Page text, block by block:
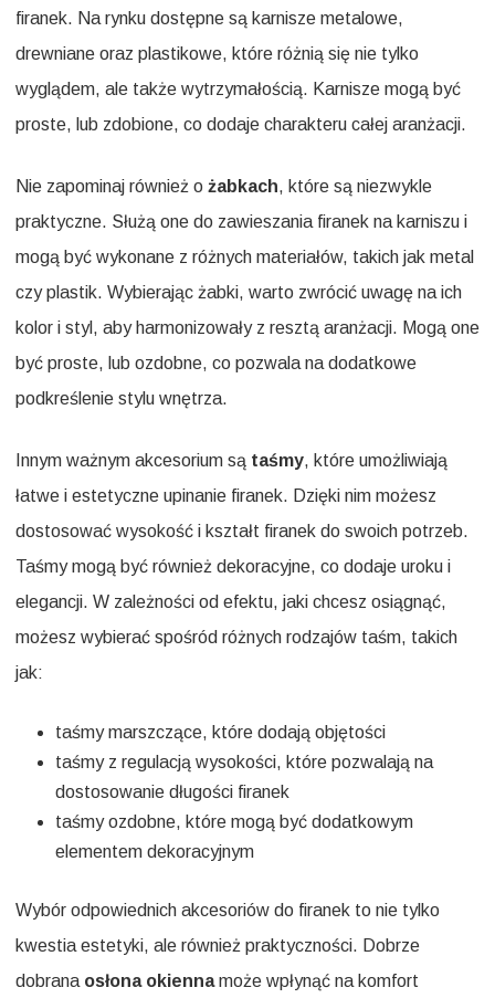
firanek. Na rynku dostępne są karnisze metalowe,
drewniane oraz plastikowe, które różnią się nie tylko
wyglądem, ale także wytrzymałością. Karnisze mogą być
proste, lub zdobione, co dodaje charakteru całej aranżacji.
Nie zapominaj również o żabkach, które są niezwykle
praktyczne. Służą one do zawieszania firanek na karniszu i
mogą być wykonane z różnych materiałów, takich jak metal
czy plastik. Wybierając żabki, warto zwrócić uwagę na ich
kolor i styl, aby harmonizowały z resztą aranżacji. Mogą one
być proste, lub ozdobne, co pozwala na dodatkowe
podkreślenie stylu wnętrza.
Innym ważnym akcesorium są taśmy, które umożliwiają
łatwe i estetyczne upinanie firanek. Dzięki nim możesz
dostosować wysokość i kształt firanek do swoich potrzeb.
Taśmy mogą być również dekoracyjne, co dodaje uroku i
elegancji. W zależności od efektu, jaki chcesz osiągnąć,
możesz wybierać spośród różnych rodzajów taśm, takich
jak:
taśmy marszczące, które dodają objętości
taśmy z regulacją wysokości, które pozwalają na
dostosowanie długości firanek
taśmy ozdobne, które mogą być dodatkowym
elementem dekoracyjnym
Wybór odpowiednich akcesoriów do firanek to nie tylko
kwestia estetyki, ale również praktyczności. Dobrze
dobrana osłona okiennamoże wpłynąć na komfort